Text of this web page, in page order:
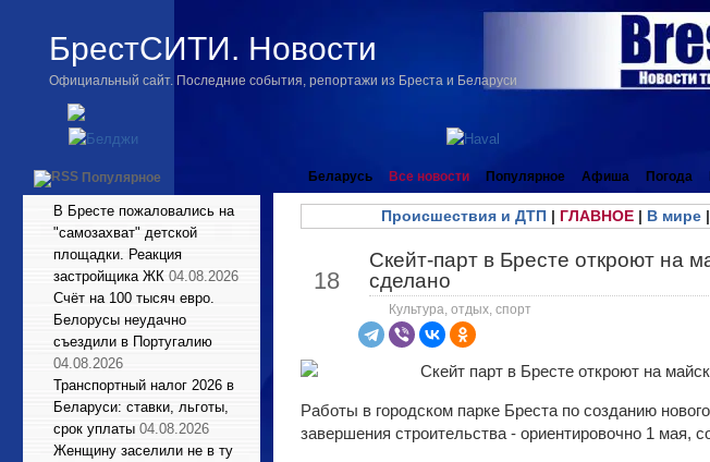
БрестСИТИ. Новости
Официальный сайт. Последние события, репортажи из Бреста и Беларуси
Популярное
В Бресте пожаловались на
"самозахват" детской
площадки. Реакция
застройщика ЖК 04.08.2026
Счёт на 100 тысяч евро.
Белорусы неудачно
съездили в Португалию
04.08.2026
Транспортный налог 2026 в
Беларуси: ставки, льготы,
срок уплаты 04.08.2026
Женщину заселили не в ту
Беларусь Все новости Популярное Афиша Погода
Происшествия и ДТП| ГЛАВНОЕ| В мире|
18
Скейт-парт в Бресте откроют на
сделано
Культура, отдых, спорт
Работы в городском парке Бреста по созданию
завершения строительства - ориентировочно 1